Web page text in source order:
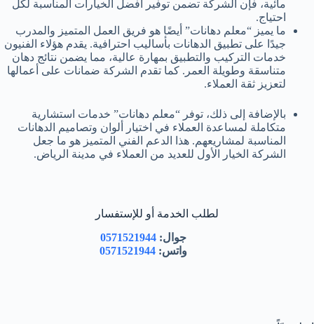
مائية، فإن الشركة تضمن توفير أفضل الخيارات المناسبة لكل
احتياج.
ما يميز “معلم دهانات” أيضًا هو فريق العمل المتميز والمدرب
جيدًا على تطبيق الدهانات بأساليب احترافية. يقدم هؤلاء الفنيون
خدمات التركيب والتطبيق بمهارة عالية، مما يضمن نتائج دهان
متناسقة وطويلة العمر. كما تقدم الشركة ضمانات على أعمالها
لتعزيز ثقة العملاء.
بالإضافة إلى ذلك، توفر “معلم دهانات” خدمات استشارية
متكاملة لمساعدة العملاء في اختيار ألوان وتصاميم الدهانات
المناسبة لمشاريعهم. هذا الدعم الفني المتميز هو ما جعل
الشركة الخيار الأول للعديد من العملاء في مدينة الرياض.
لطلب الخدمة أو للإستفسار
جوال:0571521944
واتس:0571521944